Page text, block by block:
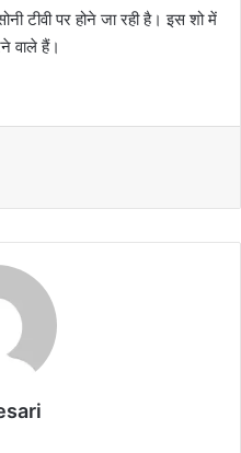
टीवी पर होने जा रही है। इस शो में
वाले हैं।